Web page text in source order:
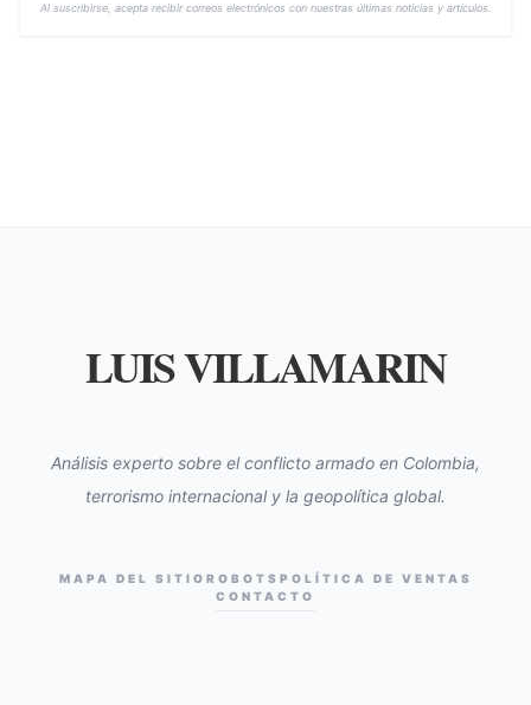
Al suscribirse, acepta recibir correos electrónicos con nuestras últimas noticias y artículos.
LUIS VILLAMARIN
Análisis experto sobre el conflicto armado en Colombia,
terrorismo internacional y la geopolítica global.
MAPA DEL SITIO ROBOTS POLÍTICA DE VENTAS
CONTACTO